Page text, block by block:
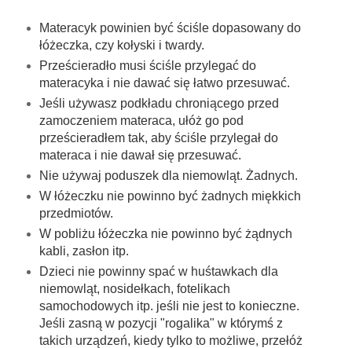
Materacyk powinien być ściśle dopasowany do
łóżeczka, czy kołyski i twardy.
Prześcieradło musi ściśle przylegać do
materacyka i nie dawać się łatwo przesuwać.
Jeśli używasz podkładu chroniącego przed
zamoczeniem materaca, ułóż go pod
prześcieradłem tak, aby ściśle przylegał do
materaca i nie dawał się przesuwać.
Nie używaj poduszek dla niemowląt. Żadnych.
W łóżeczku nie powinno być żadnych miękkich
przedmiotów.
W pobliżu łóżeczka nie powinno być żądnych
kabli, zasłon itp.
Dzieci nie powinny spać w huśtawkach dla
niemowląt, nosidełkach, fotelikach
samochodowych itp. jeśli nie jest to konieczne.
Jeśli zasną w pozycji "rogalika" w którymś z
takich urządzeń, kiedy tylko to możliwe, przełóż